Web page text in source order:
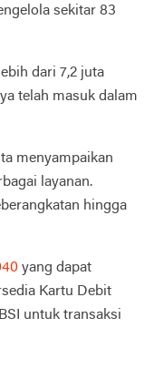
sekitar 83
dari 7,2 juta
telah masuk dalam
menyampaikan
layanan.
hingga
yang dapat
Kartu Debit
untuk transaksi